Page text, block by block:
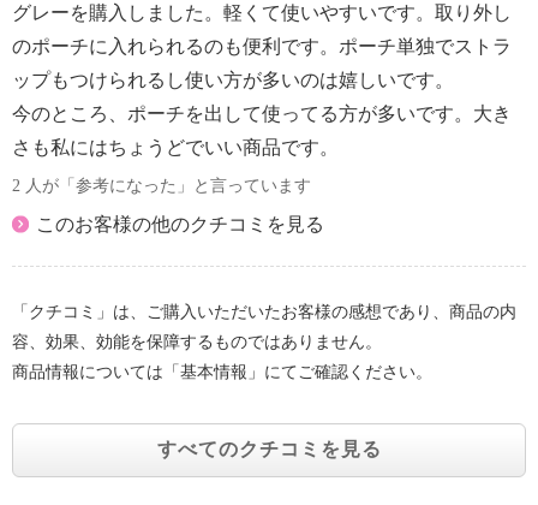
グレーを購入しました。軽くて使いやすいです。取り外し
のポーチに入れられるのも便利です。ポーチ単独でストラ
ップもつけられるし使い方が多いのは嬉しいです。
今のところ、ポーチを出して使ってる方が多いです。大き
さも私にはちょうどでいい商品です。
2 人が「参考になった」と言っています
このお客様の他のクチコミを見る
「クチコミ」は、ご購入いただいたお客様の感想であり、商品の内
容、効果、効能を保障するものではありません。
商品情報については「基本情報」にてご確認ください。
すべてのクチコミを見る